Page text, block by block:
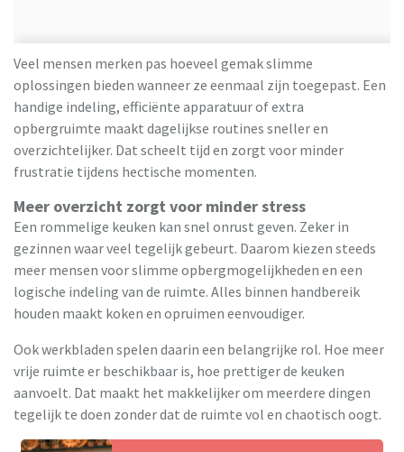
Veel mensen merken pas hoeveel gemak slimme
oplossingen bieden wanneer ze eenmaal zijn toegepast. Een
handige indeling, efficiënte apparatuur of extra
opbergruimte maakt dagelijkse routines sneller en
overzichtelijker. Dat scheelt tijd en zorgt voor minder
frustratie tijdens hectische momenten.
Meer overzicht zorgt voor minder stress
Een rommelige keuken kan snel onrust geven. Zeker in
gezinnen waar veel tegelijk gebeurt. Daarom kiezen steeds
meer mensen voor slimme opbergmogelijkheden en een
logische indeling van de ruimte. Alles binnen handbereik
houden maakt koken en opruimen eenvoudiger.
Ook werkbladen spelen daarin een belangrijke rol. Hoe meer
vrije ruimte er beschikbaar is, hoe prettiger de keuken
aanvoelt. Dat maakt het makkelijker om meerdere dingen
tegelijk te doen zonder dat de ruimte vol en chaotisch oogt.